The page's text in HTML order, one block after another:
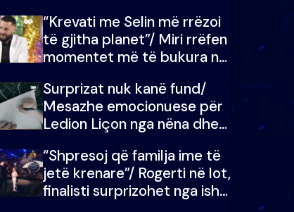
“Krevati me Selin më rrëzoi
të gjitha planet”/ Miri rrëfen
momentet më të bukura në
mungojë zilja e mëngjesit
kur…
Surprizat nuk kanë fund/
Mesazhe emocionuese për
Ledion Liçon nga nëna dhe
i mban dot lotët: Nuk
meritoj…
“Shpresoj që familja ime të
jetë krenare”/ Rogerti në lot,
finalisti surprizohet nga ish-